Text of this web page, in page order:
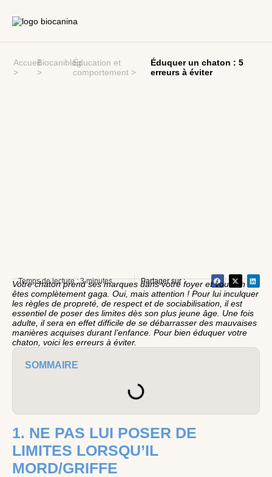
Accueil
>
Biocaniblog
>
Éducation et
comportement>
Éduquer un chaton : 5
erreurs à éviter
Temps de lecture : 3 minutes Partager sur :
Votre chaton prend ses marques dans votre foyer et vous en
êtes complètement gaga. Oui, mais attention ! Pour lui inculquer
les règles de propreté, de respect et de sociabilisation, il est
essentiel de poser des limites dès son plus jeune âge. Une fois
adulte, il sera en effet difficile de se débarrasser des mauvaises
manières acquises durant l’enfance. Pour bien éduquer votre
chaton, voici les erreurs à éviter.
SOMMAIRE
1. NE PAS LUI POSER DE
LIMITES LORSQU’IL
MORD/GRIFFE